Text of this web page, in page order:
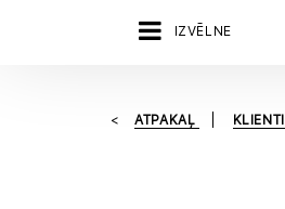
IZVĒLNE
ATPAKAĻ KLIENTI